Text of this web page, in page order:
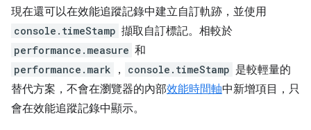
現在還可以在效能追蹤記錄中建立自訂軌跡，並使用
console.timeStamp 擷取自訂標記。相較於
performance.measure 和
performance.mark ， console.timeStamp 是較輕量的
替代方案，不會在瀏覽器的內部效能時間軸中新增項目，只
會在效能追蹤記錄中顯示。